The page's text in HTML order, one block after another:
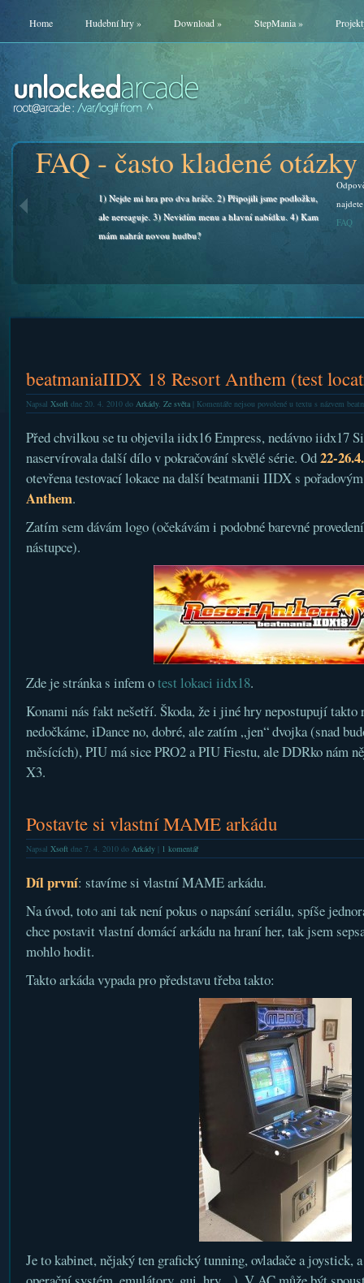
Home Hudební hry» Download» StepMania»
FAQ - často kladené otázky
1) Nejde mi hra pro dva hráče. 2) Připojili jsme podložku,
ale nereaguje. 3) Nevidím menu a hlavní nabídku. 4) Kam
mám nahrát novou hudbu?
FAQ
beatmaniaIIDX 18 Resort Anthem (test
Napsal Xsoftdne 20. 4. 2010 do Arkády, Ze světa| Komentáře nejsou povolenéu textu s názvem
Před chvilkou se tu objevila iidx16 Empress, nedávno iidx17
naservírovala další dílo v pokračování skvělé série. Od22-
otevřena testovací lokace na další beatmanii IIDX s
Anthem.
Zatím sem dávám logo (očekávám i podobné barevné
nástupce).
Zde je stránka s infem otest lokaci iidx18.
Konami nás fakt nešetří. Škoda, že i jiné hry nepostupují
nedočkáme, iDance no, dobré, ale zatím „jen“ dvojka (snad
měsících), PIU má sice PRO2 a PIU Fiestu, ale DDRko nám
X3.
Postavte si vlastní MAME arkádu
Napsal Xsoftdne 7. 4. 2010 do Arkády| 1 komentář
Díl první: stavíme si vlastní MAME arkádu.
Na úvod, toto ani tak není pokus o napsání seriálu, spíše
chce postavit vlastní domácí arkádu na hraní her, tak jsem
mohlo hodit.
Takto arkáda vypada pro představu třeba takto:
Je to kabinet, nějaký ten grafický tunning, ovladače a joystick,